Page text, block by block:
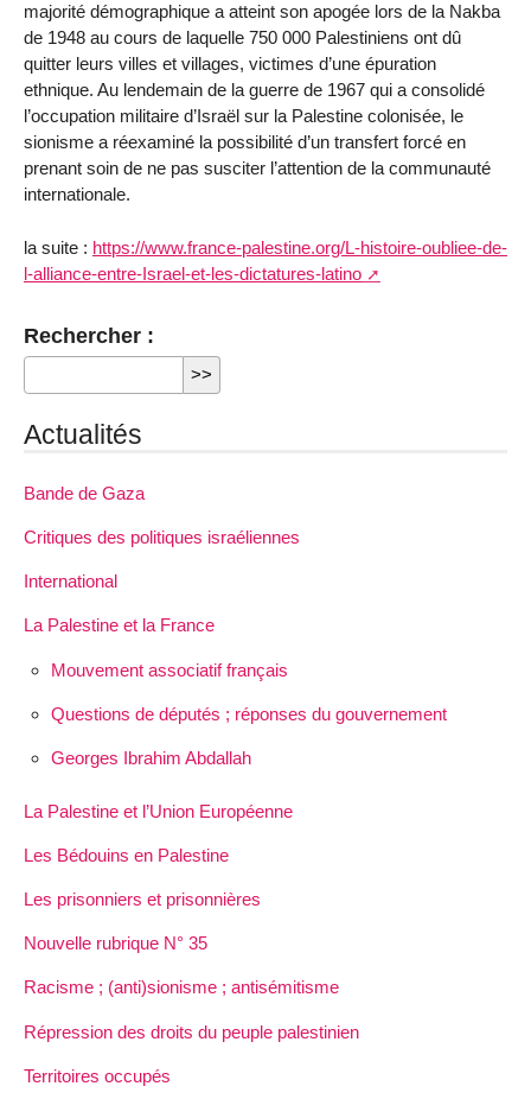
majorité démographique a atteint son apogée lors de la Nakba
de 1948 au cours de laquelle 750 000 Palestiniens ont dû
quitter leurs villes et villages, victimes d’une épuration
ethnique. Au lendemain de la guerre de 1967 qui a consolidé
l’occupation militaire d’Israël sur la Palestine colonisée, le
sionisme a réexaminé la possibilité d’un transfert forcé en
prenant soin de ne pas susciter l’attention de la communauté
internationale.
la suite : https://www.france-palestine.org/L-histoire-oubliee-de-
l-alliance-entre-Israel-et-les-dictatures-latino
Rechercher :
Actualités
Bande de Gaza
Critiques des politiques israéliennes
International
La Palestine et la France
Mouvement associatif français
Questions de députés ; réponses du gouvernement
Georges Ibrahim Abdallah
La Palestine et l’Union Européenne
Les Bédouins en Palestine
Les prisonniers et prisonnières
Nouvelle rubrique N° 35
Racisme ; (anti)sionisme ; antisémitisme
Répression des droits du peuple palestinien
Territoires occupés